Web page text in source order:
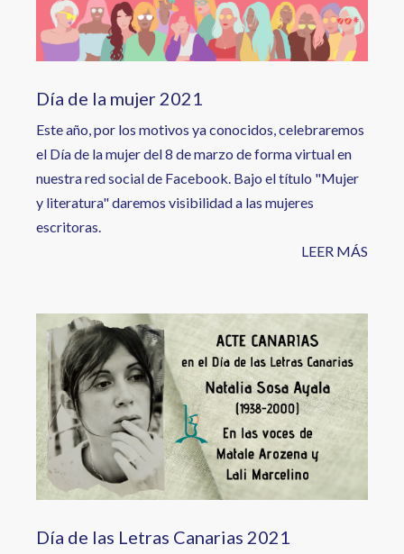
Día de la mujer 2021
Este año, por los motivos ya conocidos, celebraremos
el Día de la mujer del 8 de marzo de forma virtual en
nuestra red social de Facebook. Bajo el título "Mujer
y literatura" daremos visibilidad a las mujeres
escritoras.
LEER MÁS
Image
Día de las Letras Canarias 2021